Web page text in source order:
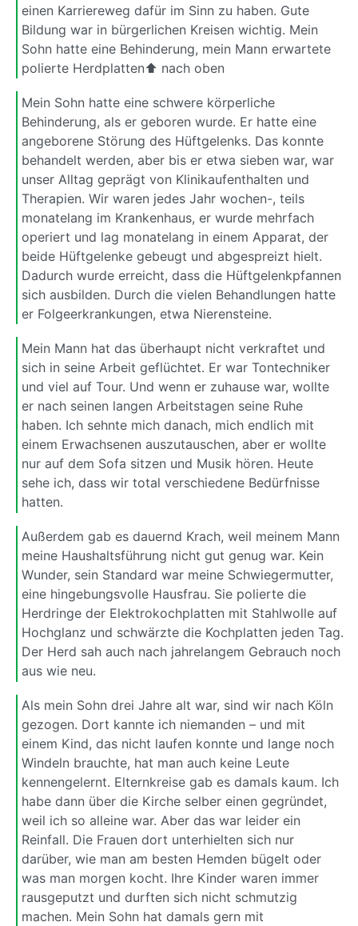
einen Karriereweg dafür im Sinn zu haben. Gute
Bildung war in bürgerlichen Kreisen wichtig. Mein
Sohn hatte eine Behinderung, mein Mann erwartete
polierte Herdplatten⬆ nach oben
Mein Sohn hatte eine schwere körperliche
Behinderung, als er geboren wurde. Er hatte eine
angeborene Störung des Hüftgelenks. Das konnte
behandelt werden, aber bis er etwa sieben war, war
unser Alltag geprägt von Klinikaufenthalten und
Therapien. Wir waren jedes Jahr wochen-, teils
monatelang im Krankenhaus, er wurde mehrfach
operiert und lag monatelang in einem Apparat, der
beide Hüftgelenke gebeugt und abgespreizt hielt.
Dadurch wurde erreicht, dass die Hüftgelenkpfannen
sich ausbilden. Durch die vielen Behandlungen hatte
er Folgeerkrankungen, etwa Nierensteine.
Mein Mann hat das überhaupt nicht verkraftet und
sich in seine Arbeit geflüchtet. Er war Tontechniker
und viel auf Tour. Und wenn er zuhause war, wollte
er nach seinen langen Arbeitstagen seine Ruhe
haben. Ich sehnte mich danach, mich endlich mit
einem Erwachsenen auszutauschen, aber er wollte
nur auf dem Sofa sitzen und Musik hören. Heute
sehe ich, dass wir total verschiedene Bedürfnisse
hatten.
Außerdem gab es dauernd Krach, weil meinem Mann
meine Haushaltsführung nicht gut genug war. Kein
Wunder, sein Standard war meine Schwiegermutter,
eine hingebungsvolle Hausfrau. Sie polierte die
Herdringe der Elektrokochplatten mit Stahlwolle auf
Hochglanz und schwärzte die Kochplatten jeden Tag.
Der Herd sah auch nach jahrelangem Gebrauch noch
aus wie neu.
Als mein Sohn drei Jahre alt war, sind wir nach Köln
gezogen. Dort kannte ich niemanden – und mit
einem Kind, das nicht laufen konnte und lange noch
Windeln brauchte, hat man auch keine Leute
kennengelernt. Elternkreise gab es damals kaum. Ich
habe dann über die Kirche selber einen gegründet,
weil ich so alleine war. Aber das war leider ein
Reinfall. Die Frauen dort unterhielten sich nur
darüber, wie man am besten Hemden bügelt oder
was man morgen kocht. Ihre Kinder waren immer
rausgeputzt und durften sich nicht schmutzig
machen. Mein Sohn hat damals gern mit